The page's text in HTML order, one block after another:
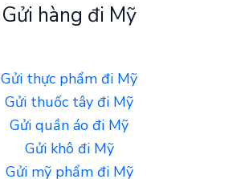
Gửi hàng đi Mỹ
Gửi thực phẩm đi Mỹ
Gửi thuốc tây đi Mỹ
Gửi quần áo đi Mỹ
Gửi khô đi Mỹ
Gửi mỹ phẩm đi Mỹ